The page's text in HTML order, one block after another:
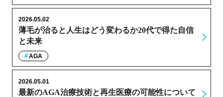
薄毛が治ると人生はどう変わるか20代で得た自信
と未来
2026.05.02
AGA
最新のAGA治療技術と再生医療の可能性について
2026.05.01